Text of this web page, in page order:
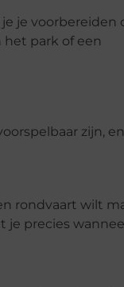
je voorbereiden
park of een
zijn,
rondvaart wilt
je precies